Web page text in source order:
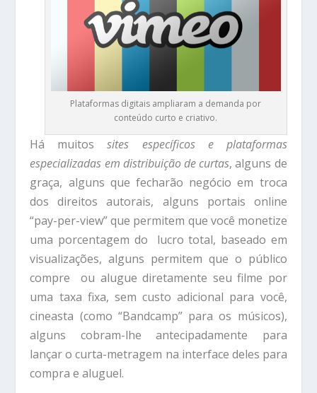
Plataformas digitais ampliaram a demanda por
conteúdo curto e criativo.
Há muitossites específicos e plataformas
especializadas em distribuição de curtas, alguns de
graça, alguns que fecharão negócio em troca
dos direitos autorais, alguns portais online
“pay-per-view” que permitem que você monetize
uma porcentagem do lucro total, baseado em
visualizações, alguns permitem que o público
compre ou alugue diretamente seu filme por
uma taxa fixa, sem custo adicional para você,
cineasta (como “Bandcamp” para os músicos),
alguns cobram-lhe antecipadamente para
lançar o curta-metragem na interface deles para
compra e aluguel.